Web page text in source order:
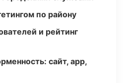
по району
и рейтинг
сайт, app,